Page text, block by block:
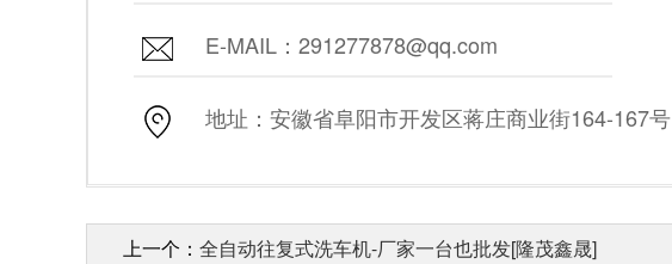
E-MAIL：291277878@qq.com
地址：安徽省阜阳市开发区蒋庄商业街164-167号
上一个： 全自动往复式洗车机-厂家一台也批发[隆茂鑫晟]